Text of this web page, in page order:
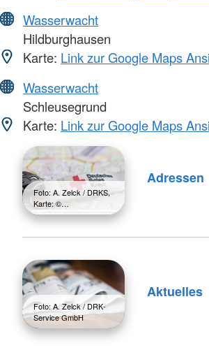
Wasserwacht
Hildburghausen
Karte: Link zur Google Maps
Wasserwacht
Schleusegrund
Karte: Link zur Google Maps
Foto: A. Zelck / DRKS,
Karte: ©…
Adressen
Foto: A. Zelck / DRK-
Service GmbH
Aktuelles